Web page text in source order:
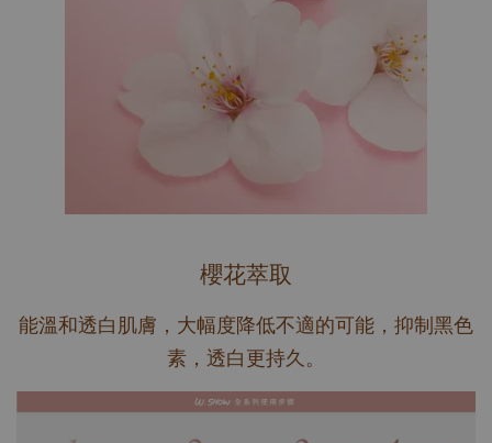
櫻花萃取
能溫和透白肌膚，大幅度降低不適的可能，抑制黑色
素，透白更持久。